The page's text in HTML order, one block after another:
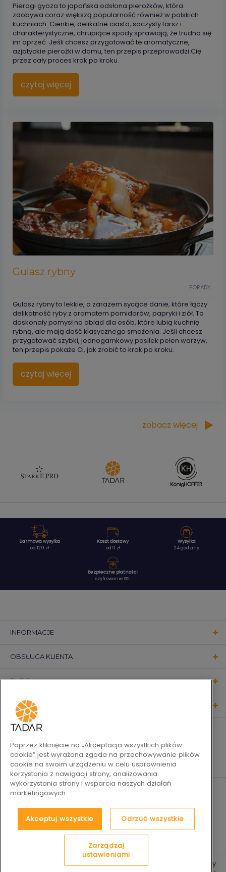
Pierogi gyoza to japońska odsłona pierożków, która
zdobywa coraz większą popularność również w polskich
kuchniach. Cienkie, delikatne ciasto, soczysty farsz i
charakterystyczne, chrupiące spody sprawiają, że trudno się
im oprzeć. Jeśli chcesz przygotować te aromatyczne,
azjatyckie pierożki w domu, ten przepis przeprowadzi Cię
przez cały proces krok po kroku.
czytaj więcej
Gulasz rybny
PORADY
Gulasz rybny to lekkie, a zarazem sycące danie, które łączy
delikatność ryby z aromatem pomidorów, papryki i ziół. To
doskonały pomysł na obiad dla osób, które lubią kuchnię
rybną, ale mają dość klasycznego smażenia. Jeśli chcesz
przygotować szybki, jednogarnkowy posiłek pełen warzyw,
ten przepis pokaże Ci, jak zrobić to krok po kroku.
czytaj więcej
zobacz więcej
Darmowa wysyłka
od 129 zł
Koszt dostawy
od 0 zł
Wysyłka
24 godziny
Bezpieczne płatności
szyfrowanie SSL
INFORMACJE
OBSŁUGA KLIENTA
BLOG
KONTAKT
2019-2026 © Tadar Codzienne
Platforma e-commerce by
Poprzez kliknięcie na „Akceptacja wszystkich plików
cookie” jest wyrażona zgoda na przechowywanie plików
cookie na swoim urządzeniu w celu usprawnienia
korzystania z nawigacji strony, analizowania
wykorzystania strony i wsparcia naszych działań
marketingowych.
Akceptuj wszystkie Odrzuć wszystkie
Zarządzaj
ustawieniami